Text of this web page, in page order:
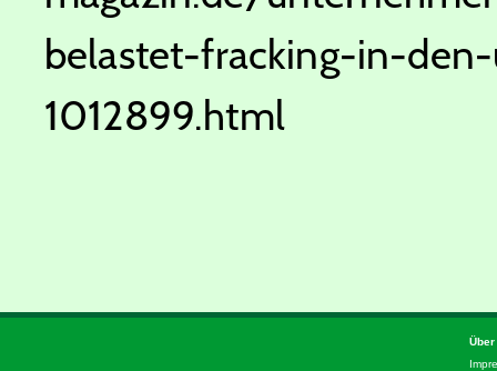
belastet-fracking-in-
1012899.html
Über